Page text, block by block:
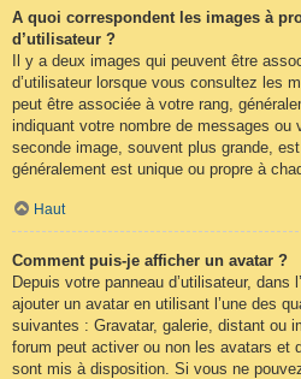
A quoi correspondent les images à
d’utilisateur ?
Il y a deux images qui peuvent être
d’utilisateur lorsque vous consultez les
peut être associée à votre rang,
indiquant votre nombre de messages ou
seconde image, souvent plus grande,
généralement est unique ou propre à
Haut
Comment puis-je afficher un avatar ?
Depuis votre panneau d’utilisateur, dans
ajouter un avatar en utilisant l’une des
suivantes : Gravatar, galerie, distant ou
forum peut activer ou non les avatars et
sont mis à disposition. Si vous ne